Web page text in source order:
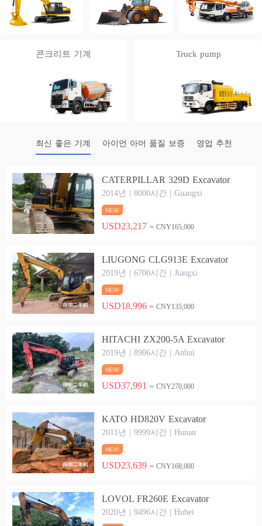
콘크리트 기계 Truck pump
최신 좋은 기계 아이언 아머 품질 보증 영업 추천
CATERPILLAR 329D Excavator
2014년 | 8000시간 | Guangxi
USD23,217 ≈ CNY165,000
LIUGONG CLG913E Excavator
2019년 | 6700시간 | Jiangxi
USD18,996 ≈ CNY135,000
HITACHI ZX200-5A Excavator
2019년 | 8906시간 | Anhui
USD37,991 ≈ CNY270,000
KATO HD820V Excavator
2011년 | 9999시간 | Hunan
USD23,639 ≈ CNY168,000
LOVOL FR260E Excavator
2020년 | 9496시간 | Hubei